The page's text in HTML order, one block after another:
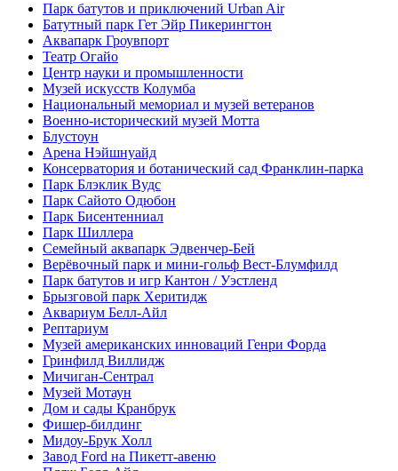
Парк батутов и приключений Urban Air
Батутный парк Гет Эйр Пикерингтон
Аквапарк Гроувпорт
Театр Огайо
Центр науки и промышленности
Музей искусств Колумба
Национальный мемориал и музей ветеранов
Военно-исторический музей Мотта
Блустоун
Арена Нэйшнуайд
Консерватория и ботанический сад Франклин-парка
Парк Блэклик Вудс
Парк Сайото Одюбон
Парк Бисентенниал
Парк Шиллера
Семейный аквапарк Эдвенчер-Бей
Верёвочный парк и мини-гольф Вест-Блумфилд
Парк батутов и игр Кантон / Уэстленд
Брызговой парк Херитидж
Аквариум Белл-Айл
Рептариум
Музей американских инноваций Генри Форда
Гринфилд Виллидж
Мичиган-Сентрал
Музей Мотаун
Дом и сады Кранбрук
Фишер-билдинг
Мидоу-Брук Холл
Завод Ford на Пикетт-авеню